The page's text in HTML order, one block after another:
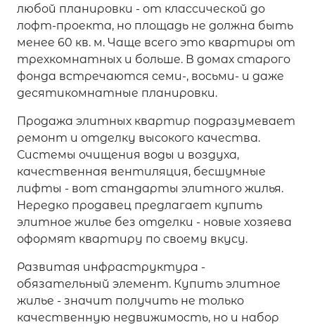
любой планировки - от классической до
лофт-проекта, но площадь не должна быть
менее 60 кв. м. Чаще всего это квартиры от
трехкомнатных и больше. В домах старого
фонда встречаются семи-, восьми- и даже
десятикомнатные планировки.
Продажа элитных квартир подразумевает
ремонт и отделку высокого качества.
Системы очищения воды и воздуха,
качественная вентиляция, бесшумные
лифты - вот стандарты элитного жилья.
Нередко продавец предлагает купить
элитное жилье без отделки - новые хозяева
оформят квартиру по своему вкусу.
Развитая инфраструктура -
обязательный элемент. Купить элитное
жилье - значит получить не только
качественную недвижимость, но и набор